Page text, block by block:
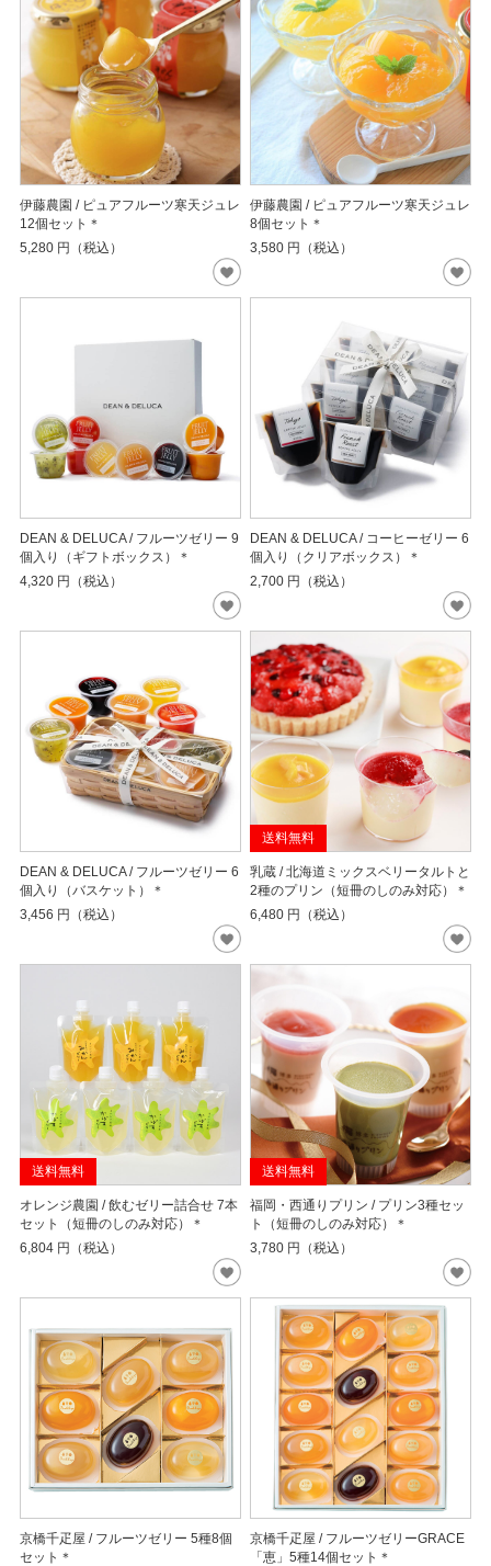
伊藤農園 / ピュアフルーツ寒天ジュレ
12個セット＊
5,280 円（税込）
伊藤農園 / ピュアフルーツ寒天ジュレ
8個セット＊
3,580 円（税込）
DEAN & DELUCA / フルーツゼリー 9
個入り（ギフトボックス）＊
4,320 円（税込）
DEAN & DELUCA / コーヒーゼリー 6
個入り（クリアボックス）＊
2,700 円（税込）
DEAN & DELUCA / フルーツゼリー 6
個入り（バスケット）＊
3,456 円（税込）
送料無料
乳蔵 / 北海道ミックスベリータルトと
2種のプリン（短冊のしのみ対応）＊
6,480 円（税込）
送料無料
オレンジ農園 / 飲むゼリー詰合せ 7本
セット（短冊のしのみ対応）＊
6,804 円（税込）
送料無料
福岡・西通りプリン / プリン3種セッ
ト（短冊のしのみ対応）＊
3,780 円（税込）
京橋千疋屋 / フルーツゼリー 5種8個
セット＊
京橋千疋屋 / フルーツゼリーGRACE
「恵」5種14個セット＊